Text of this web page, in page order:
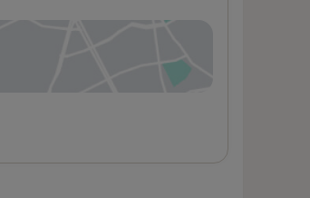
v nové záložce